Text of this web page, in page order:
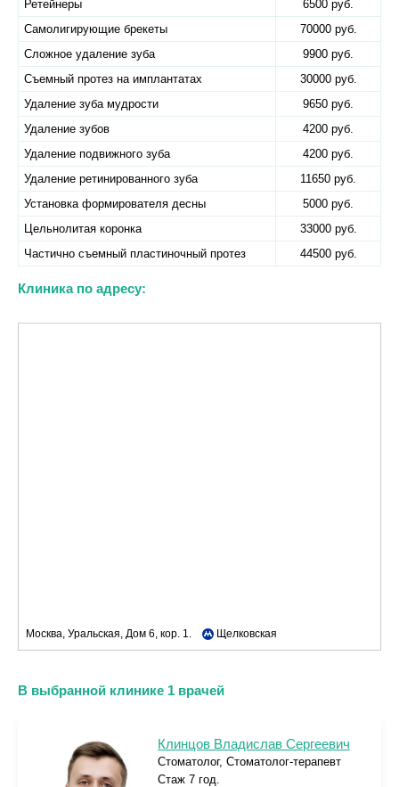
Ретейнеры
6500 руб.
Самолигирующие брекеты
70000 руб.
Сложное удаление зуба
9900 руб.
Съемный протез на имплантатах
30000 руб.
Удаление зуба мудрости
9650 руб.
Удаление зубов
4200 руб.
Удаление подвижного зуба
4200 руб.
Удаление ретинированного зуба
11650 руб.
Установка формирователя десны
5000 руб.
Цельнолитая коронка
33000 руб.
Частично съемный пластиночный протез
44500 руб.
Клиника по адресу:
Москва, Уральская, Дом 6, кор. 1. Щелковская
В выбранной клинике 1 врачей
Клинцов Владислав Сергеевич
Стоматолог, Стоматолог-терапевт
Стаж 7 год.